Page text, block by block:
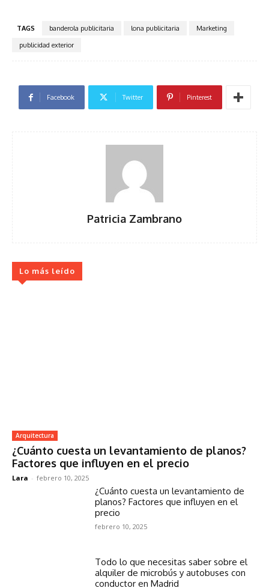
TAGS banderola publicitaria lona publicitaria
Marketing
publicidad exterior
Facebook Twitter Pinterest
Patricia Zambrano
Lo más leído
Arquitectura
¿Cuánto cuesta un levantamiento de planos?
Factores que influyen en el precio
Lara - febrero 10, 2025
¿Cuánto cuesta un levantamiento de
planos? Factores que influyen en el
precio
febrero 10, 2025
Todo lo que necesitas saber sobre el
alquiler de microbús y autobuses con
conductor en Madrid